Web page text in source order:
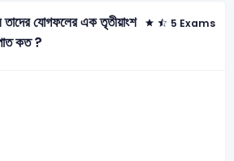
তাদের যোগফলের এক তৃতীয়াংশ
কত ?
5 Exams